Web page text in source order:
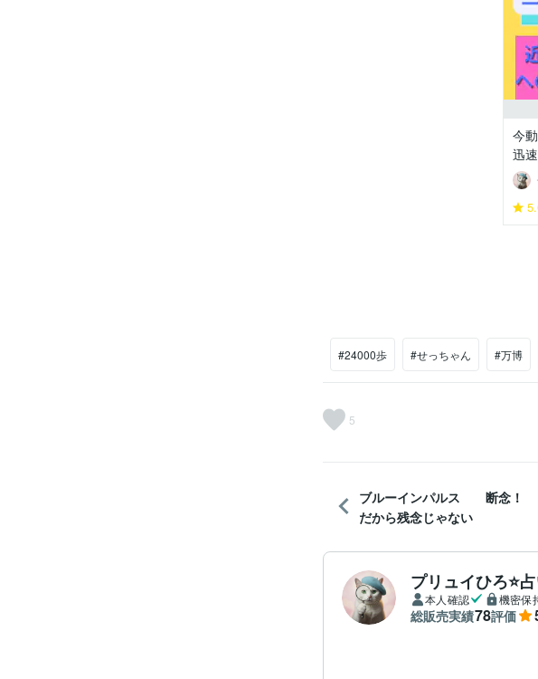
今
迅
#24000歩 #せっちゃん #万博
5
ブルーインパルス 断念！
だから残念じゃない
プリュイひろ⭐️
本人確認 機密保
総販売実績78評価